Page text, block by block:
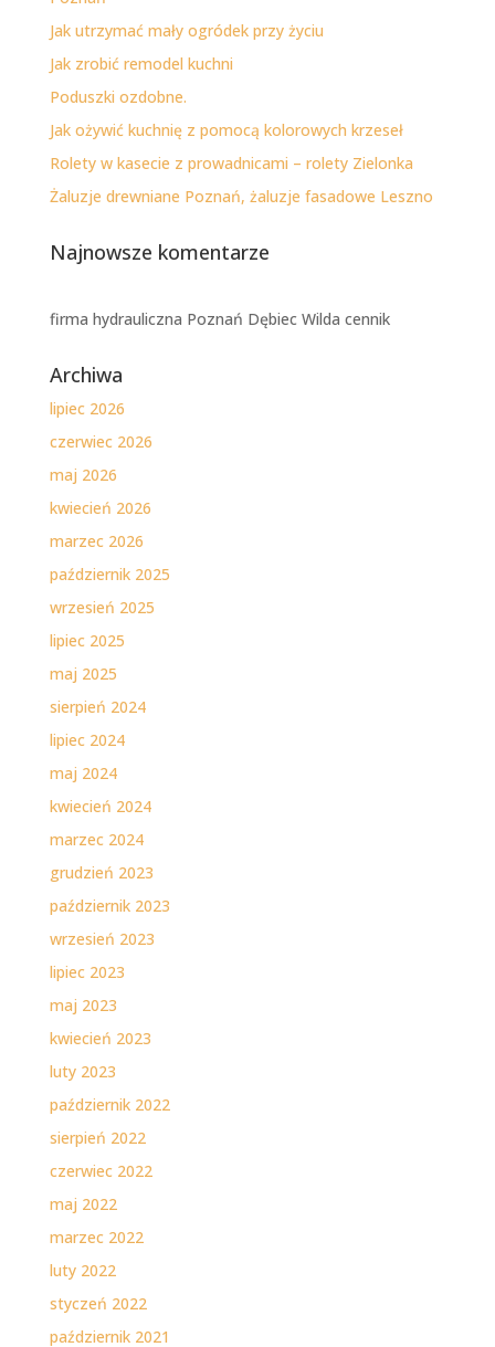
Jak utrzymać mały ogródek przy życiu
Jak zrobić remodel kuchni
Poduszki ozdobne.
Jak ożywić kuchnię z pomocą kolorowych krzeseł
Rolety w kasecie z prowadnicami – rolety Zielonka
Żaluzje drewniane Poznań, żaluzje fasadowe Leszno
Najnowsze komentarze
firma hydrauliczna Poznań Dębiec Wilda cennik
Archiwa
lipiec 2026
czerwiec 2026
maj 2026
kwiecień 2026
marzec 2026
październik 2025
wrzesień 2025
lipiec 2025
maj 2025
sierpień 2024
lipiec 2024
maj 2024
kwiecień 2024
marzec 2024
grudzień 2023
październik 2023
wrzesień 2023
lipiec 2023
maj 2023
kwiecień 2023
luty 2023
październik 2022
sierpień 2022
czerwiec 2022
maj 2022
marzec 2022
luty 2022
styczeń 2022
październik 2021